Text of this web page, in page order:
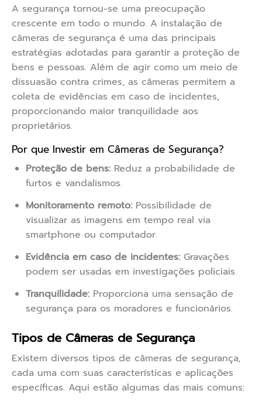
A segurança tornou-se uma preocupação
crescente em todo o mundo. A instalação de
câmeras de segurança é uma das principais
estratégias adotadas para garantir a proteção de
bens e pessoas. Além de agir como um meio de
dissuasão contra crimes, as câmeras permitem a
coleta de evidências em caso de incidentes,
proporcionando maior tranquilidade aos
proprietários.
Por que Investir em Câmeras de Segurança?
Proteção de bens: Reduz a probabilidade de
furtos e vandalismos.
Monitoramento remoto: Possibilidade de
visualizar as imagens em tempo real via
smartphone ou computador.
Evidência em caso de incidentes: Gravações
podem ser usadas em investigações policiais.
Tranquilidade: Proporciona uma sensação de
segurança para os moradores e funcionários.
Tipos de Câmeras de Segurança
Existem diversos tipos de câmeras de segurança,
cada uma com suas características e aplicações
específicas. Aqui estão algumas das mais comuns: